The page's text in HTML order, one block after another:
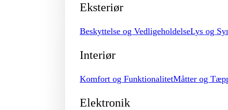
Eksteriør
Beskyttelse og VedligeholdelseLys og
Interiør
Komfort og FunktionalitetMåtter og
Elektronik